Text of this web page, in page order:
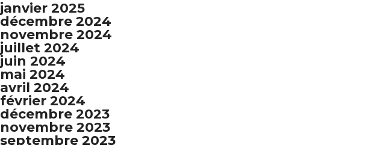
janvier 2025
décembre 2024
novembre 2024
juillet 2024
juin 2024
mai 2024
avril 2024
février 2024
décembre 2023
novembre 2023
septembre 2023